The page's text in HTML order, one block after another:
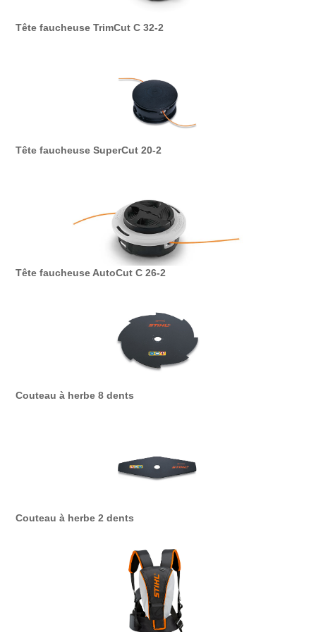
Tête faucheuse TrimCut C 32-2
Tête faucheuse SuperCut 20-2
Tête faucheuse AutoCut C 26-2
Couteau à herbe 8 dents
Couteau à herbe 2 dents